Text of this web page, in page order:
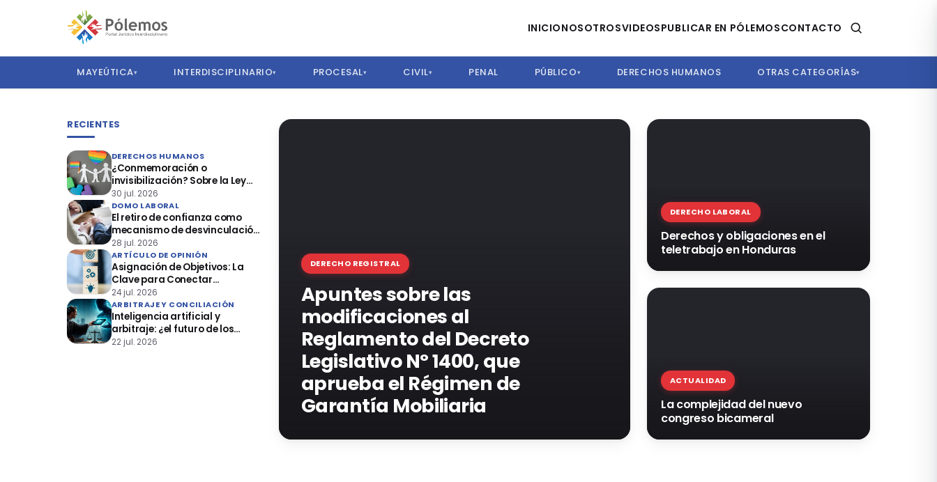
INICIONOSOTROSVIDEOSPUBLICAR EN PÓLEMOSCONTACTO
MAYEÚTICA▾ INTERDISCIPLINARIO▾ PROCESAL▾ CIVIL▾ PENAL PÚBLICO▾ DERECHOS HUMANOS OTRAS CATEGORÍAS▾
Pólemos — Portal Jurídico Interdisciplinario
RECIENTES
DERECHOS HUMANOS
¿Conmemoración o
invisibilización? Sobre la Ley
que declara el mes de junio
como el “Mes de la Vida y la
Familia”
30 jul. 2026
DOMO LABORAL
El retiro de confianza como
mecanismo de desvinculación
laboral: reflexiones a propósito
de la casación laboral 29553-
2024 loreto
28 jul. 2026
ARTÍCULO DE OPINIÓN
Asignación de Objetivos: La
Clave para Conectar
Estrategia y Ejecución
24 jul. 2026
ARBITRAJE Y CONCILIACIÓN
Inteligencia artificial y
arbitraje: ¿el futuro de los
árbitros?
22 jul. 2026
DERECHO REGISTRAL
Apuntes sobre las
modificaciones al
Reglamento del Decreto
Legislativo Nº 1400, que
aprueba el Régimen de
Garantía Mobiliaria
DERECHO LABORAL
Derechos y obligaciones en el
teletrabajo en Honduras
ACTUALIDAD
La complejidad del nuevo
congreso bicameral